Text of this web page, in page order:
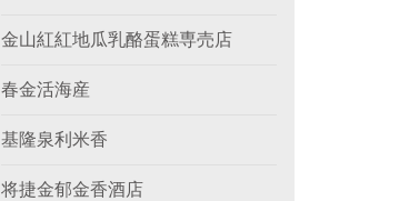
金山紅紅地瓜乳酪蛋糕専売店
春金活海産
基隆泉利米香
将捷金郁金香酒店